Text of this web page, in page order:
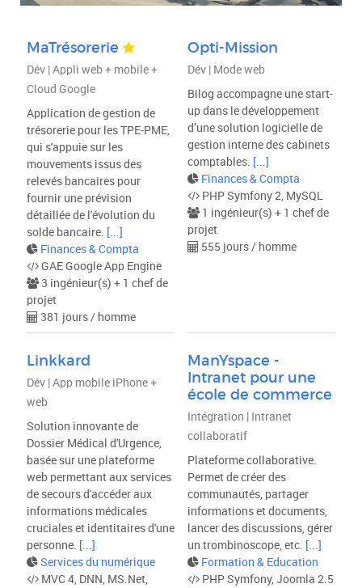
MaTrésorerie
Dév | Appli web + mobile +
Cloud Google
Application de gestion de
trésorerie pour les TPE-PME,
qui s'appuie sur les
mouvements issus des
relevés bancaires pour
fournir une prévision
détaillée de l'évolution du
solde bancaire. [...]
Finances & Compta
GAE Google App Engine
3 ingénieur(s) + 1 chef de
projet
381 jours / homme
Opti-Mission
Dév | Mode web
Bilog accompagne une start-
up dans le développement
d’une solution logicielle de
gestion interne des cabinets
comptables. [...]
Finances & Compta
PHP Symfony 2, MySQL
1 ingénieur(s) + 1 chef de
projet
555 jours / homme
Linkkard
Dév | App mobile iPhone +
web
Solution innovante de
Dossier Médical d'Urgence,
basée sur une plateforme
web permettant aux services
de secours d'accéder aux
informations médicales
cruciales et identitaires d'une
personne. [...]
Services du numérique
MVC 4, DNN, MS.Net,
ManYspace -
Intranet pour une
école de commerce
Intégration | Intranet
collaboratif
Plateforme collaborative.
Permet de créer des
communautés, partager
informations et documents,
lancer des discussions, gérer
un trombinoscope, etc. [...]
Formation & Education
PHP Symfony, Joomla 2.5